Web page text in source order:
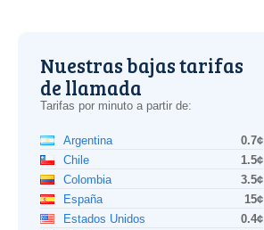
Nuestras bajas tarifas
de llamada
Tarifas por minuto a partir de:
Argentina
0.7¢
Chile
1.5¢
Colombia
3.5¢
España
15¢
Estados Unidos
0.4¢